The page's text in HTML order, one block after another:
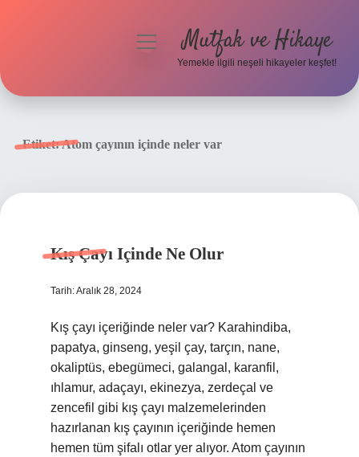
menüyüMutfak ve Hikaye
Yemekle ilgili neşeli hikayeler keşfet!
Etiket:Atom çayının içinde neler var
Kış Çayı Içinde Ne Olur
Tarih: Aralık 28, 2024
Kış çayı içeriğinde neler var? Karahindiba,
papatya, ginseng, yeşil çay, tarçın, nane,
okaliptüs, ebegümeci, galangal, karanfil,
ıhlamur, adaçayı, ekinezya, zerdeçal ve
zencefil gibi kış çayı malzemelerinden
hazırlanan kış çayının içeriğinde hemen
hemen tüm şifalı otlar yer alıyor. Atom çayının